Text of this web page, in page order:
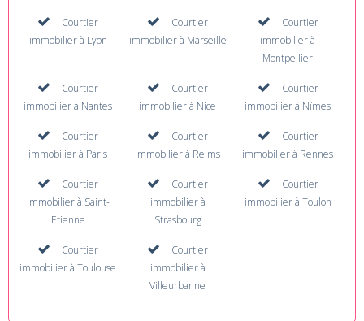
Courtier
immobilier à Lyon
Courtier
immobilier à Marseille
Courtier
immobilier à
Montpellier
Courtier
immobilier à Nantes
Courtier
immobilier à Nice
Courtier
immobilier à Nîmes
Courtier
immobilier à Paris
Courtier
immobilier à Reims
Courtier
immobilier à Rennes
Courtier
immobilier à Saint-
Etienne
Courtier
immobilier à
Strasbourg
Courtier
immobilier à Toulon
Courtier
immobilier à Toulouse
Courtier
immobilier à
Villeurbanne